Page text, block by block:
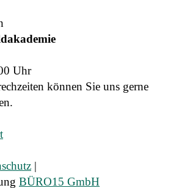
Uhr
können Sie uns gerne
|
BÜRO15 GmbH